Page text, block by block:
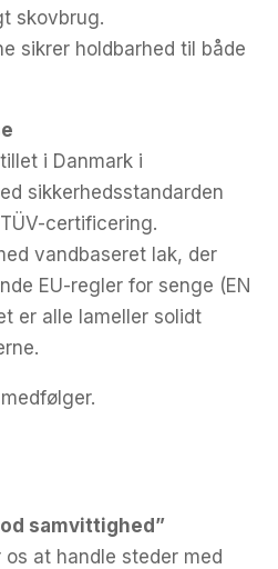
skovbrug.
sikrer holdbarhed til både
i Danmark i
sikkerhedsstandarden
certificering.
vandbaseret lak, der
EU-regler for senge (EN
er alle lameller solidt
samvittighed”
at handle steder med